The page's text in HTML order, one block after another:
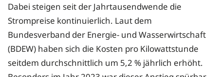
Dabei steigen seit der Jahrtausendwende die
Strompreise kontinuierlich. Laut dem
Bundesverband der Energie- und Wasserwirtschaft
(BDEW) haben sich die Kosten pro Kilowattstunde
seitdem durchschnittlich um 5,2 % jährlich erhöht.